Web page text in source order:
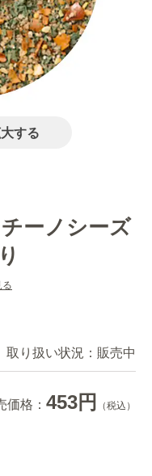
する
ーノシーズ
取り扱い状況： 販売中
価格： 453円 （税込）